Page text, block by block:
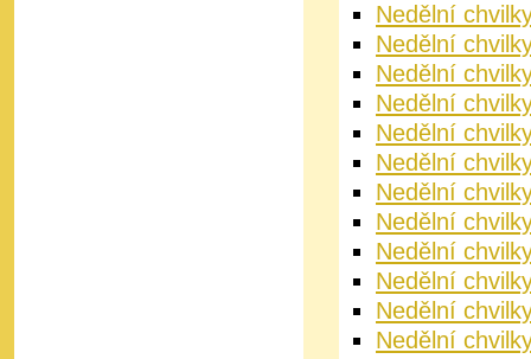
Nedělní
Nedělní
Nedělní
Nedělní
Nedělní
Nedělní
Nedělní
Nedělní
Nedělní
Nedělní
Nedělní
Nedělní